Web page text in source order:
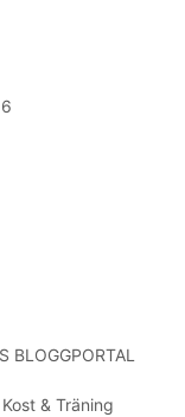
BLOGGPORTAL
& Träning